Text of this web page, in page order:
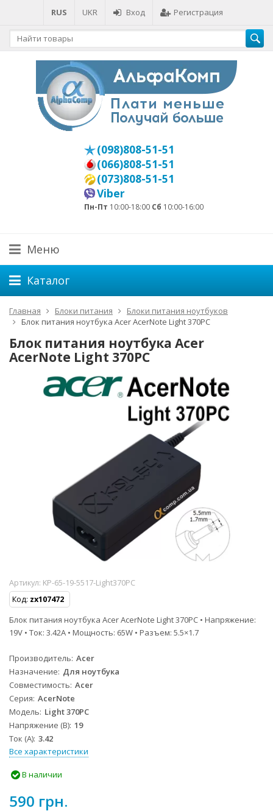
RUS UKR Вход Регистрация
(098)808-51-51
(066)808-51-51
(073)808-51-51
Viber
Пн-Пт 10:00-18:00 Сб 10:00-16:00
Меню
Каталог
Главная Блоки питания
Блоки питания ноутбуков
Блок питания ноутбука Acer AcerNote Light 370PC
Блок питания ноутбука Acer
AcerNote Light 370PC
Артикул: KP-65-19-5517-Light370PC
Код: zx107472
Блок питания ноутбука Acer AcerNote Light 370PC • Напряжение:
19V • Ток: 3.42A • Мощность: 65W • Разъем: 5.5×1.7
Производитель Acer
Назначение Для ноутбука
Совместимость Acer
Серия AcerNote
Модель Light 370PC
Напряжение (В) 19
Ток (А) 3.42
Все характеристики
В наличии
590 грн.